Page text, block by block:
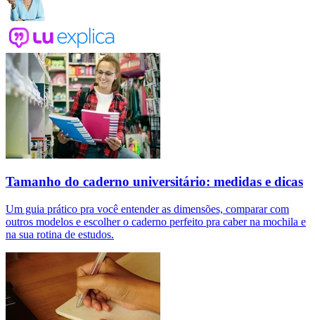
Tamanho do caderno universitário: medidas e dicas
Um guia prático pra você entender as dimensões, comparar com
outros modelos e escolher o caderno perfeito pra caber na mochila e
na sua rotina de estudos.